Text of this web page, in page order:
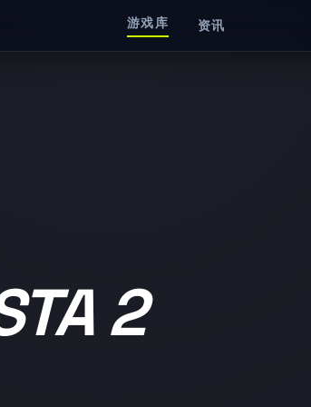
游戏库 资讯
2